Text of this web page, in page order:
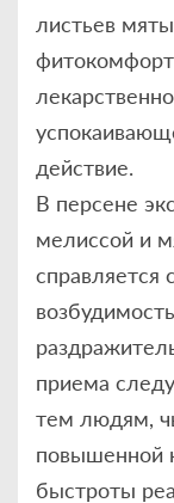
листьев
действие.
В персене
мелиссой и
справляется
приема
тем людям,
повышенной
быстроты